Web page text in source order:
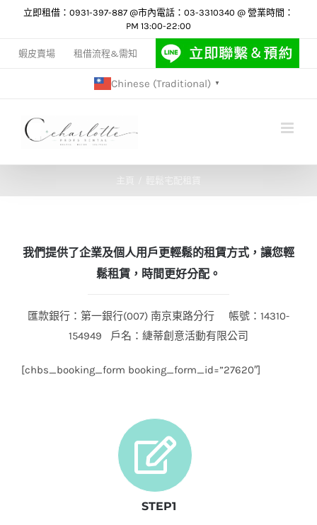
content
立即租借：0931-397-887 @市內電話：03-3310340 @ 營業時間：
PM 13:00-22:00
蝦皮賣場 租借流程&需知
Chinese (Traditional) ▼
輕鬆宅配租賃
我們提供了企業及個人用戶更輕鬆的租賃方式，讓您輕
鬆租賃，時間更好分配。
匯款銀行：第一銀行(007) 南京東路分行 帳號：14310-
154949 戶名：緁蒂創意活動有限公司
[chbs_booking_form booking_form_id=”27620″]
STEP1